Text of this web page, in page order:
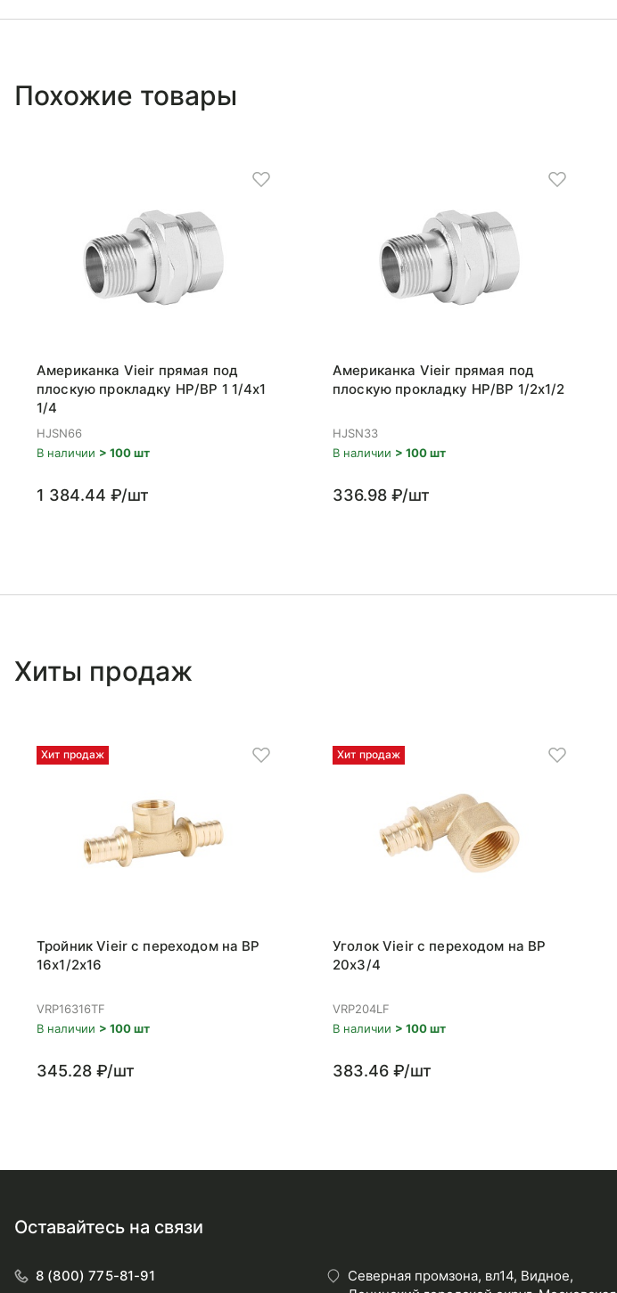
Похожие товары
Американка Vieir прямая под
плоскую прокладку НР/ВР 1 1/4x1
1/4
HJSN66
В наличии > 100 шт
1 384.44 ₽/шт
Американка Vieir прямая под
плоскую прокладку НР/ВР 1/2x1/2
HJSN33
В наличии > 100 шт
336.98 ₽/шт
Хиты продаж
Хит продаж
Тройник Vieir с переходом на ВР
16x1/2x16
VRP16316TF
В наличии > 100 шт
345.28 ₽/шт
Хит продаж
Уголок Vieir с переходом на ВР
20x3/4
VRP204LF
В наличии > 100 шт
383.46 ₽/шт
Оставайтесь на связи
8 (800) 775-81-91
Северная промзона, вл14, Видное,